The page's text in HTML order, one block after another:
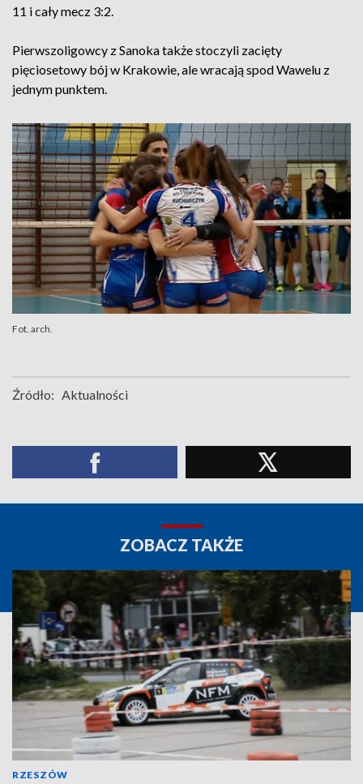
11 i cały mecz 3:2.
Pierwszoligowcy z Sanoka także stoczyli zacięty
pięciosetowy bój w Krakowie, ale wracają spod Wawelu z
jednym punktem.
Fot. arch.
Źródło: Aktualności
ZOBACZ TAKŻE
RZESZÓW